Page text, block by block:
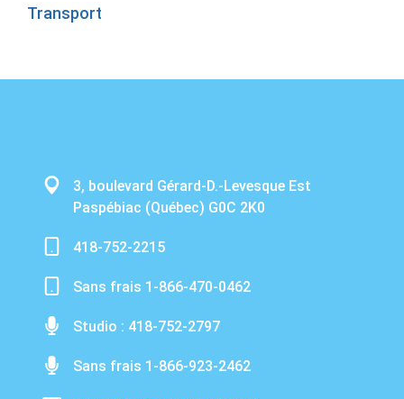
Transport
3, boulevard Gérard-D.-Levesque Est
Paspébiac (Québec) G0C 2K0
418-752-2215
Sans frais 1-866-470-0462
Studio : 418-752-2797
Sans frais 1-866-923-2462